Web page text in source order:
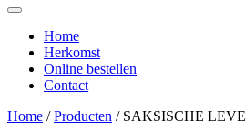
Home
Herkomst
Online bestellen
Contact
Home /Producten / SAKSISCHE